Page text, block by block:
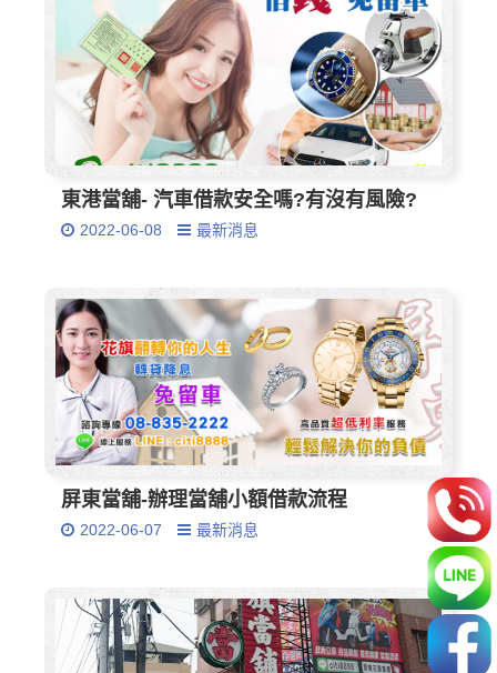
東港當舖- 汽車借款安全嗎?有沒有風險?
2022-06-08 最新消息
屏東當舖-辦理當舖小額借款流程
2022-06-07 最新消息